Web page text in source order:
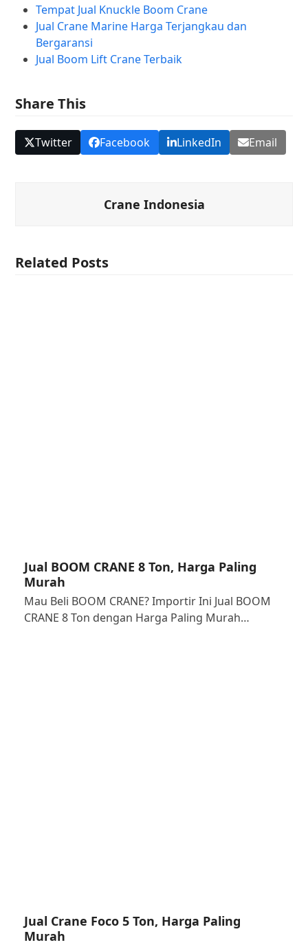
Tempat Jual Knuckle Boom Crane
Jual Crane Marine Harga Terjangkau dan
Bergaransi
Jual Boom Lift Crane Terbaik
Share This
Twitter Facebook LinkedIn Email
Crane Indonesia
Related Posts
Jual BOOM CRANE 8 Ton, Harga Paling
Murah
Mau Beli BOOM CRANE? Importir Ini Jual BOOM
CRANE 8 Ton dengan Harga Paling Murah…
Jual Crane Foco 5 Ton, Harga Paling
Murah